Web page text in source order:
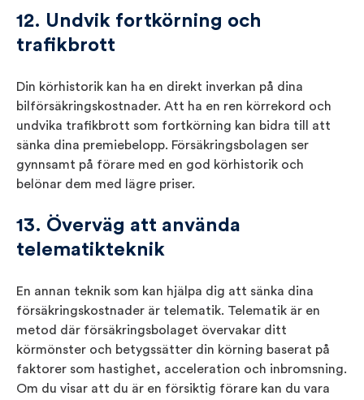
12. Undvik fortkörning och
trafikbrott
Din körhistorik kan ha en direkt inverkan på dina
bilförsäkringskostnader. Att ha en ren körrekord och
undvika trafikbrott som fortkörning kan bidra till att
sänka dina premiebelopp. Försäkringsbolagen ser
gynnsamt på förare med en god körhistorik och
belönar dem med lägre priser.
13. Överväg att använda
telematikteknik
En annan teknik som kan hjälpa dig att sänka dina
försäkringskostnader är telematik. Telematik är en
metod där försäkringsbolaget övervakar ditt
körmönster och betygssätter din körning baserat på
faktorer som hastighet, acceleration och inbromsning.
Om du visar att du är en försiktig förare kan du vara